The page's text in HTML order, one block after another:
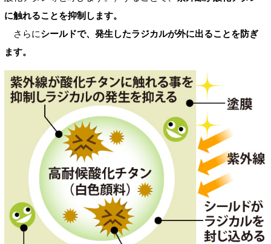
に触れることを抑制します。
さらにシールドで、発生したラジカルが外に出ることを防ぎ
ます。